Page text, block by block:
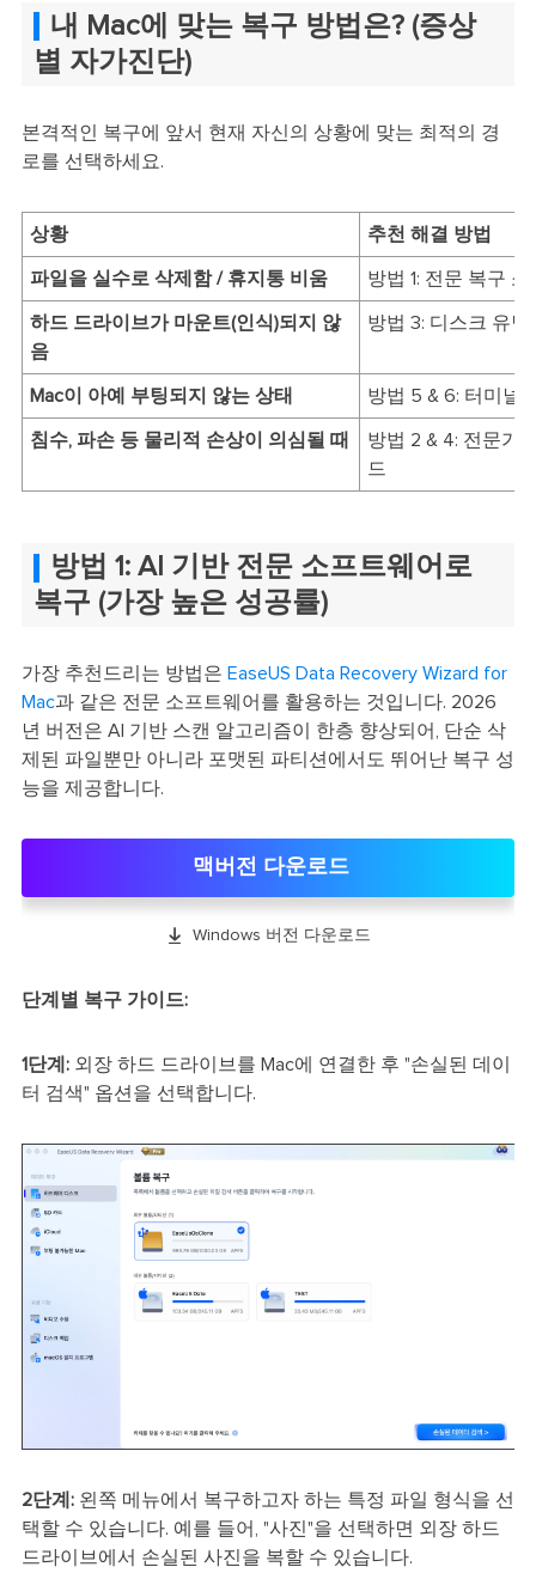
내 Mac에 맞는 복구 방법은? (증상
별 자가진단)
본격적인 복구에 앞서 현재 자신의 상황에 맞는 최적의 경
로를 선택하세요.
상황 추천 해결 방법
파일을 실수로 삭제함 / 휴지통 비움 방법 1: 전문 복구
하드 드라이브가 마운트(인식)되지 않
음
방법 3: 디스크 유
Mac이 아예 부팅되지 않는 상태 방법 5 & 6: 터미널
침수, 파손 등 물리적 손상이 의심될 때
방법 2 & 4: 전문가
드
방법 1: AI 기반 전문 소프트웨어로
복구 (가장 높은 성공률)
가장 추천드리는 방법은 EaseUS Data Recovery Wizard for
Mac과 같은 전문 소프트웨어를 활용하는 것입니다. 2026
년 버전은 AI 기반 스캔 알고리즘이 한층 향상되어, 단순 삭
제된 파일뿐만 아니라 포맷된 파티션에서도 뛰어난 복구 성
능을 제공합니다.
맥버전 다운로드
 Windows 버전 다운로드
단계별 복구 가이드:
1단계: 외장 하드 드라이브를 Mac에 연결한 후 "손실된 데이
터 검색" 옵션을 선택합니다.
2단계: 왼쪽 메뉴에서 복구하고자 하는 특정 파일 형식을 선
택할 수 있습니다. 예를 들어, "사진"을 선택하면 외장 하드
드라이브에서 손실된 사진을 복할 수 있습니다.